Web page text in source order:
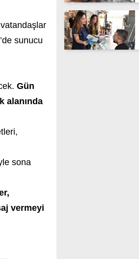
sunucu
Gün
alanında
sona
vermeyi